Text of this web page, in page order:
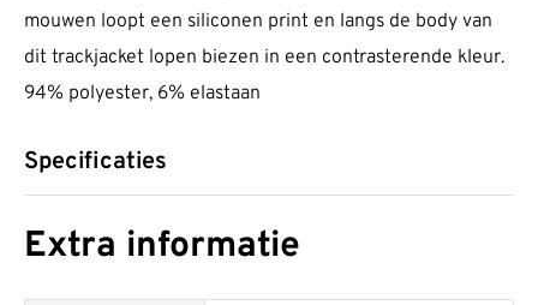
mouwen loopt een siliconen print en langs de body van
dit trackjacket lopen biezen in een contrasterende kleur.
94% polyester, 6% elastaan
Specificaties
Extra informatie